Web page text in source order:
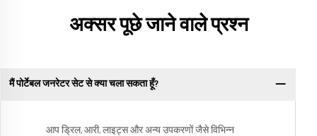
अक्सर पूछे जाने वाले प्रश्न
मैं पोर्टेबल जनरेटर सेट से क्या चला सकता हूँ?
आप ड्रिल, आरी, लाइट्स और अन्य उपकरणों जैसे विभिन्न